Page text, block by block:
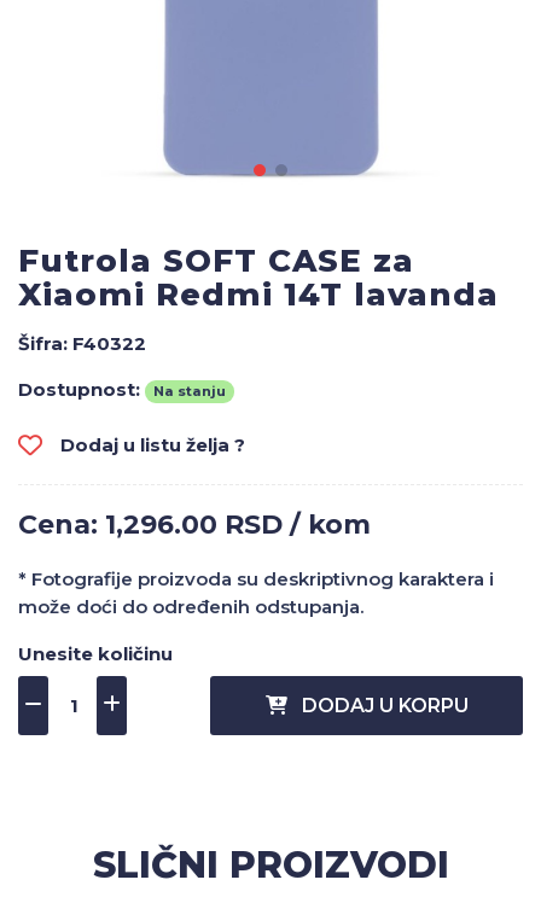
Futrola SOFT CASE za
Xiaomi Redmi 14T lavanda
Šifra: F40322
Dostupnost:
Na stanju
Dodaj u listu želja ?
Cena: 1,296.00 RSD / kom
* Fotografije proizvoda su deskriptivnog karaktera i
može doći do određenih odstupanja.
Unesite količinu
DODAJ U KORPU
SLIČNI PROIZVODI